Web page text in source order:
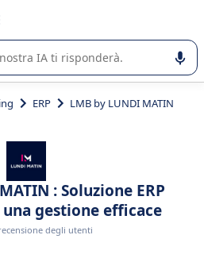
o nella scelta di un
ERP LMB by LUNDI MATIN
: Soluzione ERP
gestione efficace
degli utenti